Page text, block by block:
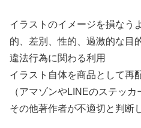
イラストのイメージを損なう
的、差別、性的、過激的な目
違法行為に関わる利用
イラスト自体を商品として再
（アマゾンやLINEのステッカ
その他著作者が不適切と判断